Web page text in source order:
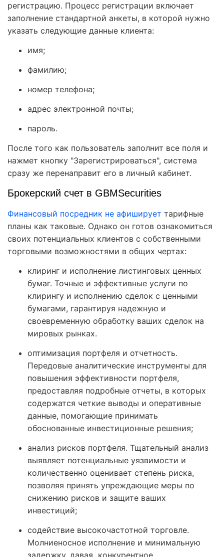
регистрацию. Процесс регистрации включает
заполнение стандартной анкеты, в которой нужно
указать следующие данные клиента:
имя;
фамилию;
номер телефона;
адрес электронной почты;
пароль.
После того как пользователь заполнит все поля и
нажмет кнопку "Зарегистрироваться", система
сразу же перенаправит его в личный кабинет.
Брокерский счет в GBMSecurities
Финансовый посредник не афиширует тарифные
планы как таковые. Однако он готов ознакомиться
своих потенциальных клиентов с собственными
торговыми возможностями в общих чертах:
клиринг и исполнение листинговых ценных
бумаг. Точные и эффективные услуги по
клирингу и исполнению сделок с ценными
бумагами, гарантируя надежную и
своевременную обработку ваших сделок на
мировых рынках.
оптимизация портфеля и отчетность.
Передовые аналитические инструменты для
повышения эффективности портфеля,
предоставляя подробные отчеты, в которых
содержатся четкие выводы и оперативные
данные, помогающие принимать
обоснованные инвестиционные решения;
анализ рисков портфеля. Тщательный анализ
выявляет потенциальные уязвимости и
количественно оценивает степень риска,
позволяя принять упреждающие меры по
снижению рисков и защите ваших
инвестиций;
содействие высокочастотной торговле.
Молниеносное исполнение и минимальную
задержку, давая конкурентное